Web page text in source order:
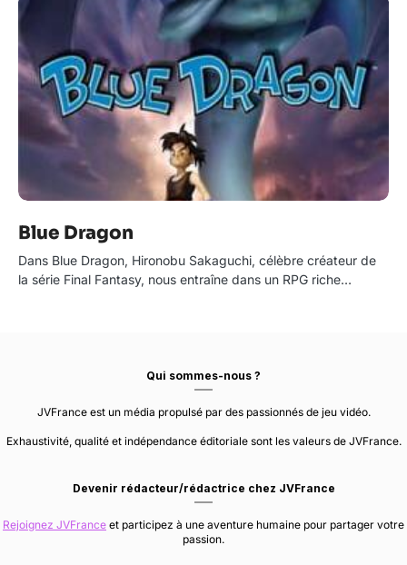
Blue Dragon
Dans Blue Dragon, Hironobu Sakaguchi, célèbre créateur de
la série Final Fantasy, nous entraîne dans un RPG riche…
Qui sommes-nous ?
JVFrance est un média propulsé par des passionnés de jeu vidéo.
Exhaustivité, qualité et indépendance éditoriale sont les valeurs de JVFrance.
Devenir rédacteur/rédactrice chez JVFrance
Rejoignez JVFrance et participez à une aventure humaine pour partager votre
passion.